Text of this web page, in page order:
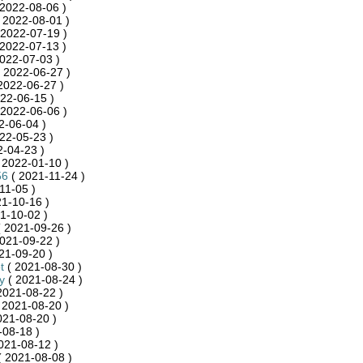
08-06 )
08-01 )
07-19 )
07-13 )
07-03 )
06-27 )
06-27 )
06-15 )
06-06 )
06-04 )
05-23 )
04-23 )
01-10 )
( 2021-11-24 )
05 )
10-16 )
10-02 )
09-26 )
09-22 )
09-20 )
( 2021-08-30 )
( 2021-08-24 )
08-22 )
08-20 )
08-20 )
18 )
08-12 )
08-08 )